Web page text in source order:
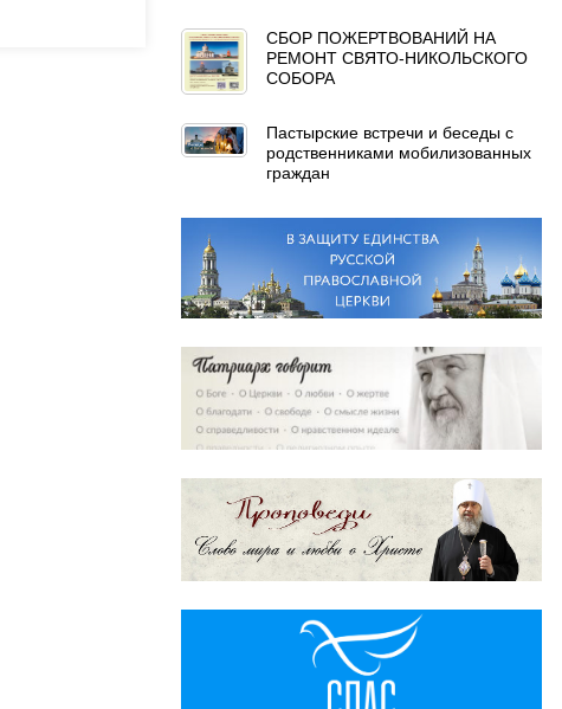
СБОР ПОЖЕРТВОВАНИЙ НА
РЕМОНТ СВЯТО-НИКОЛЬСКОГО
СОБОРА
Пастырские встречи и беседы с
родственниками мобилизованных
граждан